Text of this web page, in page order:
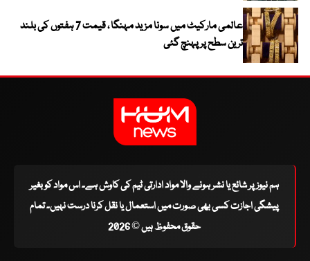
عالمی مارکیٹ میں سونا مزید مہنگا ، قیمت 7 ہفتوں کی بلند
ترین سطح پر پہنچ گئی
ہم نیوز پر شائع یا نشر ہونے والا مواد ادارتی ٹیم کی کاوش ہے۔ اس مواد کو بغیر
پیشگی اجازت کسی بھی صورت میں استعمال یا نقل کرنا درست نہیں۔ تمام
حقوق محفوظ ہیں © 2026